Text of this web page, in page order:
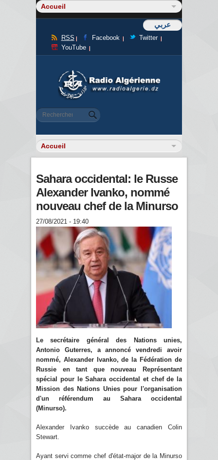
عربي
RSS Facebook
Twitter
YouTube
Formulaire de recherche
Rechercher
Sahara occidental: le Russe
Alexander Ivanko, nommé
nouveau chef de la Minurso
27/08/2021 - 19:40
Le secrétaire général des Nations unies,
Antonio Guterres, a annoncé vendredi avoir
nommé, Alexander Ivanko, de la Fédération de
Russie en tant que nouveau Représentant
spécial pour le Sahara occidental et chef de la
Mission des Nations Unies pour l'organisation
d'un référendum au Sahara occidental
(Minurso).
Alexander Ivanko succède au canadien Colin
Stewart.
Ayant servi comme chef d'état-major de la Minurso